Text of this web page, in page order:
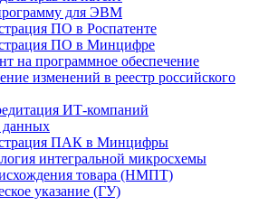
для ЭВМ
ПО в Роспатенте
ПО в Минцифре
на программное обеспечение
изменений в реестр российского
ИТ-компаний
данных
ПАК в Минцифры
интегральной микросхемы
товара (НМПТ)
указание (ГУ)